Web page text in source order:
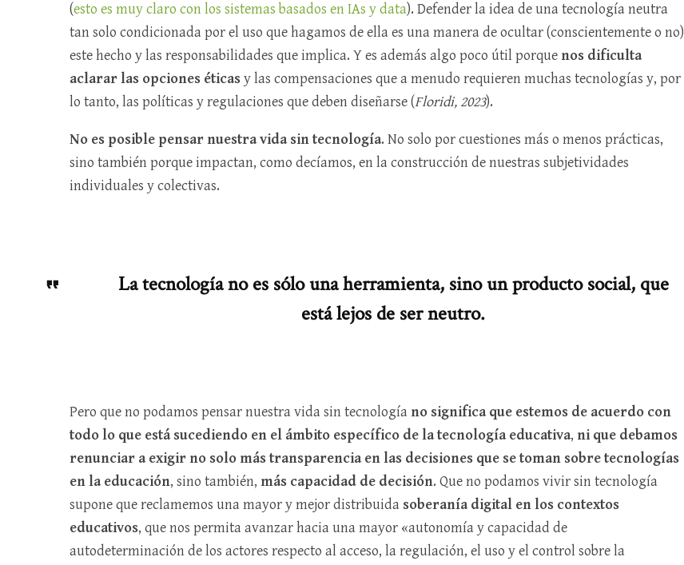
(esto es muy claro con los sistemas basados en IAs y data). Defender la idea de una tecnología neutra
tan solo condicionada por el uso que hagamos de ella es una manera de ocultar (conscientemente o no)
este hecho y las responsabilidades que implica. Y es además algo poco útil porque nos dificulta
aclarar las opciones éticasy las compensaciones que a menudo requieren muchas tecnologías y, por
lo tanto, las políticas y regulaciones que deben diseñarse (Floridi, 2023).
No es posible pensar nuestra vida sin tecnología. No solo por cuestiones más o menos prácticas,
sino también porque impactan, como decíamos, en la construcción de nuestras subjetividades
individuales y colectivas.
La tecnología no es sólo una herramienta, sino un producto social, que
está lejos de ser neutro.
Pero que no podamos pensar nuestra vida sin tecnología no significa que estemos de acuerdo con
todo lo que está sucediendo en el ámbito específico de la tecnología educativa, ni que debamos
renunciar a exigir no solo más transparencia en las decisiones que se toman sobre tecnologías
en la educación, sino también, más capacidad de decisión. Que no podamos vivir sin tecnología
supone que reclamemos una mayor y mejor distribuida soberanía digital en los contextos
educativos, que nos permita avanzar hacia una mayor «autonomía y capacidad de
autodeterminación de los actores respecto al acceso, la regulación, el uso y el control sobre la